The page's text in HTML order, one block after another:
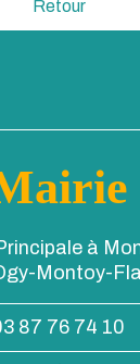
Retour
à
Montoy-
87 76 74 10